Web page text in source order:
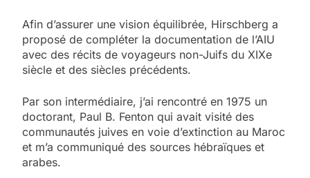
Afin d’assurer une vision équilibrée, Hirschberg a
proposé de compléter la documentation de l’AIU
avec des récits de voyageurs non-Juifs du XIXe
siècle et des siècles précédents.
Par son intermédiaire, j’ai rencontré en 1975 un
doctorant, Paul B. Fenton qui avait visité des
communautés juives en voie d’extinction au Maroc
et m’a communiqué des sources hébraïques et
arabes.